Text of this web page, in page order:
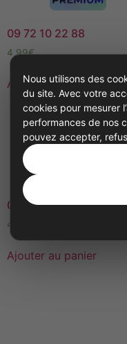
09 72 10 22 88
4,99€
Ajouter au panier
02 79 140 142
4,99
Ajouter au panier
Nous utilisons des
du site. Avec votre
cookies pour mesurer
performances de nos
pouvez accepter,